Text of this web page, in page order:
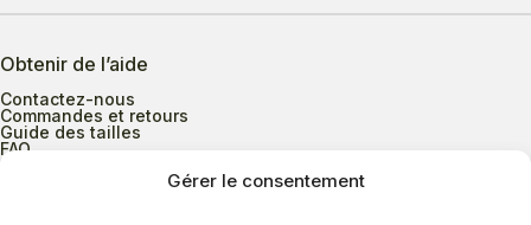
Gérer le consentement
Obtenir de l’aide
Contactez-nous
Commandes et retours
Guide des tailles
FAQ